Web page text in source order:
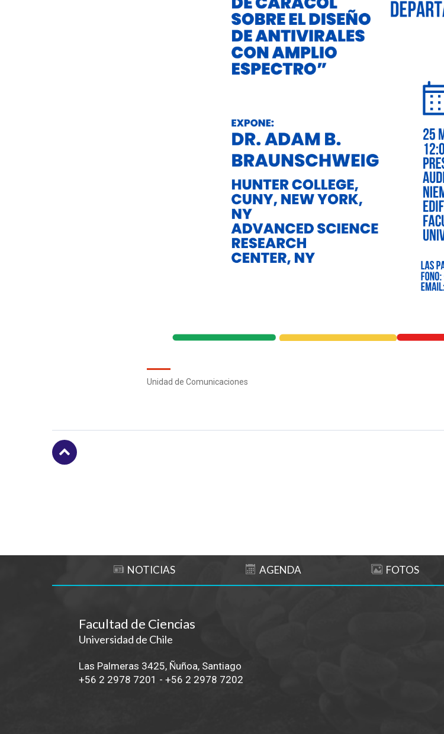
Unidad de Comunicaciones
NOTICIAS AGENDA FOTOS
Facultad de Ciencias
Universidad de Chile
Las Palmeras 3425, Ñuñoa, Santiago
+56 2 2978 7201 - +56 2 2978 7202